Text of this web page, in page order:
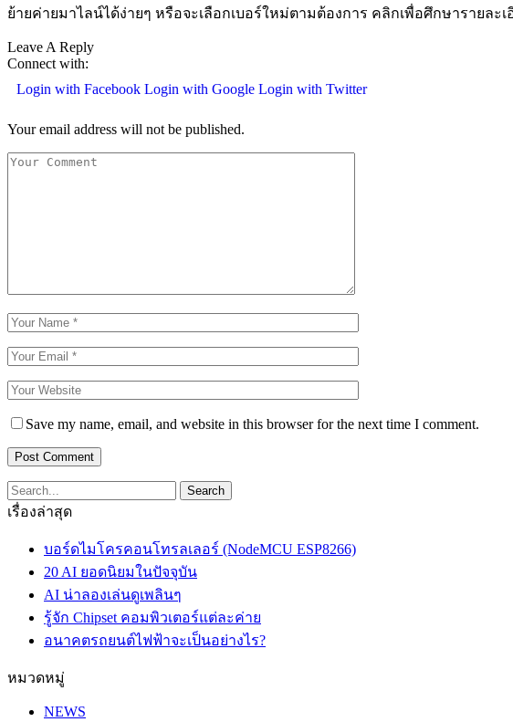
ย้ายค่ายมาไลน์ได้ง่ายๆ หรือจะเลือกเบอร์ใหม่ตามต้องการ คลิกเพื่อศึกษารายละเ
Leave A Reply
Connect with:
Login with Facebook Login with Google Login with Twitter
Your email address will not be published.
Save my name, email, and website in this browser for the next time I comment.
เรื่องล่าสุด
บอร์ดไมโครคอนโทรลเลอร์ (NodeMCU ESP8266)
20 AI ยอดนิยมในปัจจุบัน
AI น่าลองเล่นดูเพลินๆ
รู้จัก Chipset คอมพิวเตอร์แต่ละค่าย
อนาคตรถยนต์ไฟฟ้าจะเป็นอย่างไร?
หมวดหมู่
NEWS